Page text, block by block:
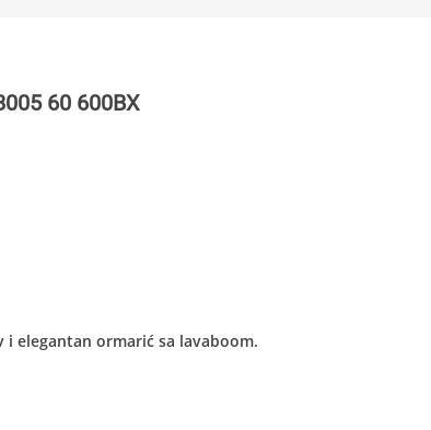
60 600BX
i elegantan ormarić sa lavaboom.